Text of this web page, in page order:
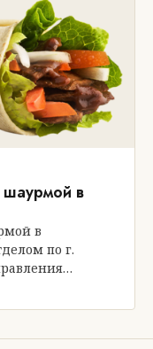
шаурмой в
в
по г.